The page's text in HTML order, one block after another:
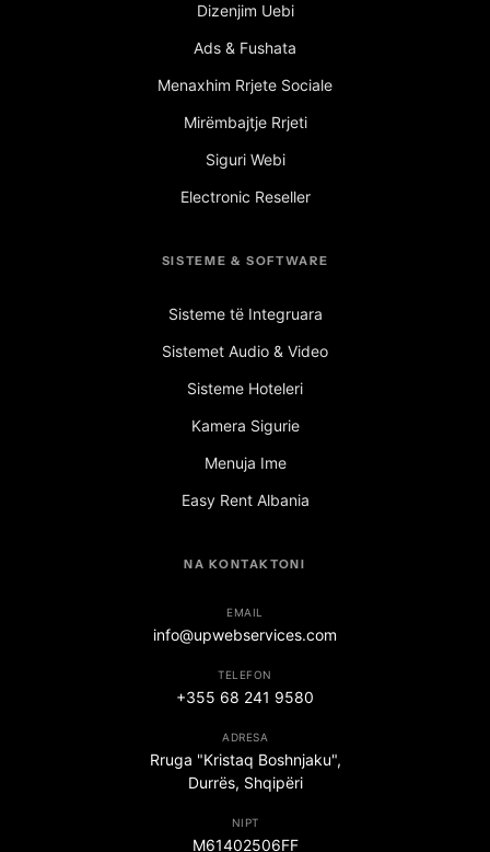
Dizenjim Uebi
Ads & Fushata
Menaxhim Rrjete Sociale
Mirëmbajtje Rrjeti
Siguri Webi
Electronic Reseller
SISTEME & SOFTWARE
Sisteme të Integruara
Sistemet Audio & Video
Sisteme Hoteleri
Kamera Sigurie
Menuja Ime
Easy Rent Albania
NA KONTAKTONI
EMAIL
info@upwebservices.com
TELEFON
+355 68 241 9580
ADRESA
Rruga "Kristaq Boshnjaku",
Durrës, Shqipëri
NIPT
M61402506FF